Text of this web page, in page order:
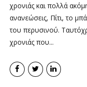
χρονιάς και πολλά
ανανεώσεις, Πίτι, το
του περυσινού.
χρονιάς που...